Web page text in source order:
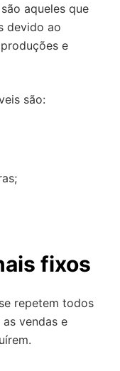
aqueles que
devido ao
e
são:
fixos
repetem todos
vendas e